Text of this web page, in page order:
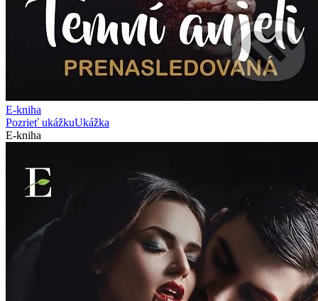
E-kniha
Pozrieť ukážkuUkážka
E-kniha